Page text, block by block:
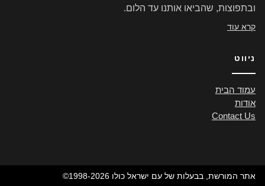
ובתפוצות, שהביאו אותנו עד הלום.
קרא עוד
ניווט
עמוד הבית
אודות
Contact Us
©1998-2026 אתר המורשת, בבעלות של עם ישראל כולו